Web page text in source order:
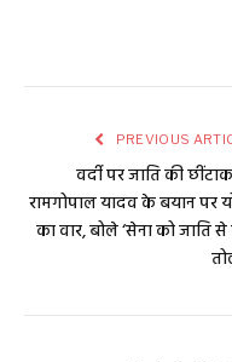
PREVIOUS
वर्दी पर जाति की
रामगोपाल यादव के बयान पर
का वार, बोले ‘सेना को जाति